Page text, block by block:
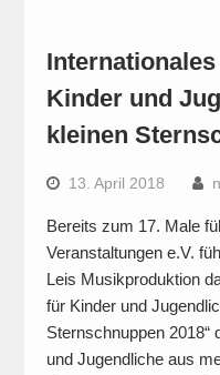
Kinder und
kleinen
13. April 2018
Bereits zum 17. Male
Veranstaltungen e.V.
Leis Musikproduktion
für Kinder und
Sternschnuppen 2018“
und Jugendliche aus